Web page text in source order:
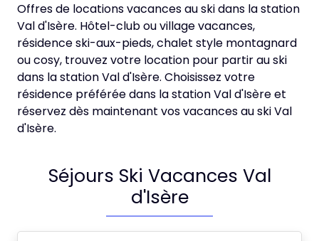
Offres de locations vacances au ski dans la station
Val d'Isère. Hôtel-club ou village vacances,
résidence ski-aux-pieds, chalet style montagnard
ou cosy, trouvez votre location pour partir au ski
dans la station Val d'Isère. Choisissez votre
résidence préférée dans la station Val d'Isère et
réservez dès maintenant vos vacances au ski Val
d'Isère.
Séjours Ski Vacances Val
d'Isère